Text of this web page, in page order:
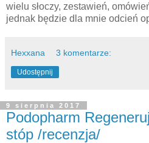
wielu słoczy, zestawień,
jednak będzie dla mnie odcień
Hexxana 3 komentarze:
Udostępnij
9 sierpnia 2017
Podopharm
stóp /recenzja/